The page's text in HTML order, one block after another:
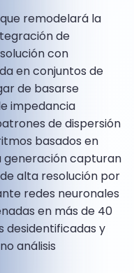
remodelará la
de
con
en conjuntos de
de basarse
impedancia
de dispersión
basados en
generación capturan
alta resolución por
redes neuronales
en más de 40
desidentificadas y
análisis